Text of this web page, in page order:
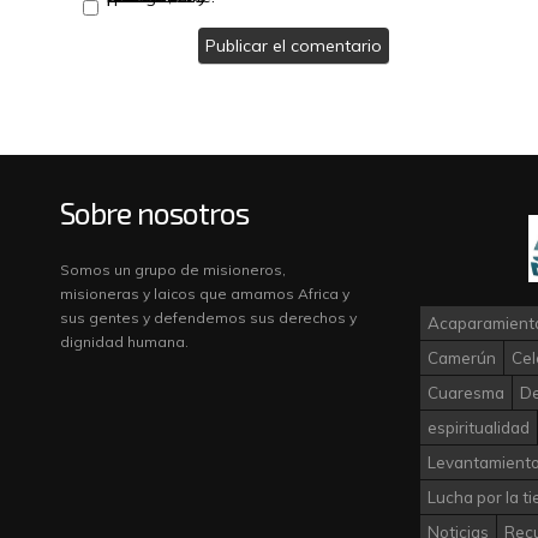
Sobre nosotros
Somos un grupo de misioneros,
misioneras y laicos que amamos Africa y
sus gentes y defendemos sus derechos y
dignidad humana.
Camerún
Cuaresma
espiritualidad
Lucha por la
Noticias